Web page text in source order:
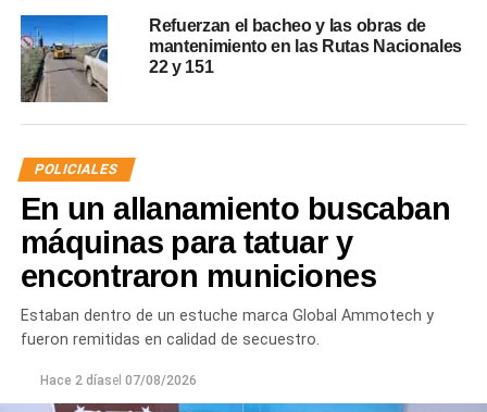
Refuerzan el bacheo y las obras de
mantenimiento en las Rutas Nacionales
22 y 151
POLICIALES
En un allanamiento buscaban
máquinas para tatuar y
encontraron municiones
Estaban dentro de un estuche marca Global Ammotech y
fueron remitidas en calidad de secuestro.
Hace 2 díasel 07/08/2026